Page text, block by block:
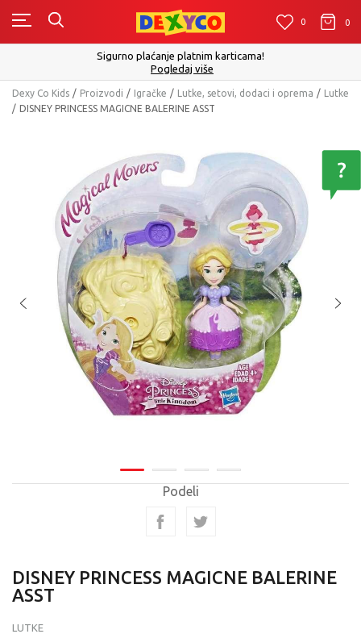
0 0
Sigurno plaćanje platnim karticama!
Pogledaj više
Dexy Co Kids Proizvodi Igračke Lutke, setovi, dodaci i oprema
Lutke
DISNEY PRINCESS MAGICNE BALERINE ASST
Podeli
DISNEY PRINCESS MAGICNE BALERINE
ASST
LUTKE